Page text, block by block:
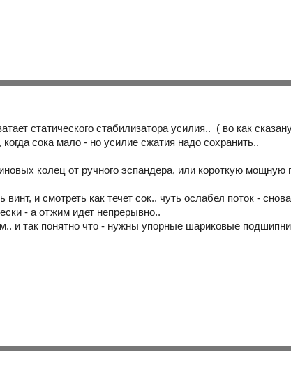
статического стабилизатора усилия.. ( во как
когда сока мало - но усилие сжатия надо сохранить..
колец от ручного эспандера, или короткую мощную
винт, и смотреть как течет сок.. чуть ослабел поток -
- а отжим идет непрерывно..
и так понятно что - нужны упорные шариковые